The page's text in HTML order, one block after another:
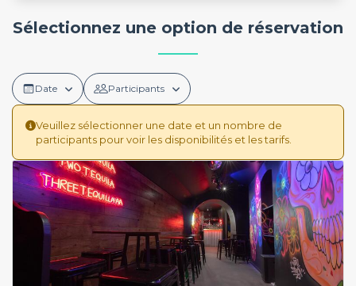
Sélectionnez une option de réservation
Date Participants
Veuillez sélectionner une date et un nombre de
participants pour voir les disponibilités et les tarifs.